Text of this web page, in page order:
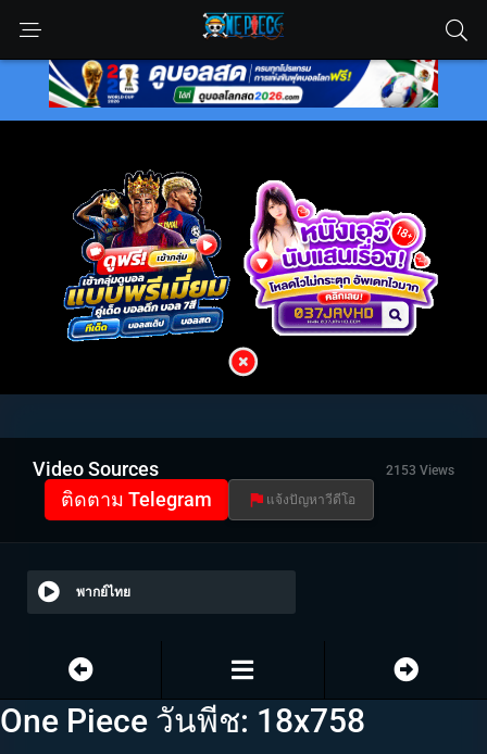
Video Sources 2153 Views
ติดตาม Telegram แจ้งปัญหาวีดีโอ
พากย์ไทย
One Piece วันพีช: 18x758